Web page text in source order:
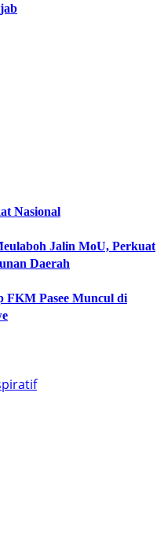
Nasional
Jalin MoU, Perkuat
Daerah
FKM Pasee Muncul di